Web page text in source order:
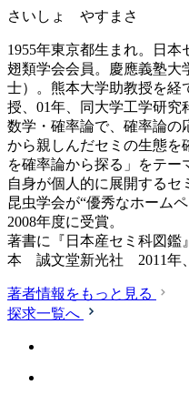
さいしょ やすまさ
1955年東京都生まれ。日
翅類学会会員。慶應義塾大
士）。熊本大学助教授を経
授、01年、同大学工学研究
数学・確率論で、確率論の
から親しんだセミの生態を
を確率論から探る」をテー
自身が個人的に展開する
昆虫学会が“優秀なホーム
2008年度に受賞。
著書に『日本産セミ科図鑑
本 誠文堂新光社 2011年、
著者情報をもっと見る
探求一覧へ